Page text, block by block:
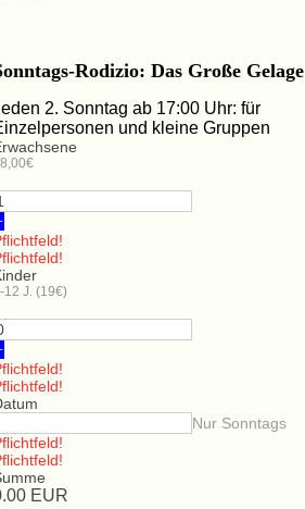
Rodizio: Das Große Gelage
2. Sonntag ab 17:00 Uhr: für
und kleine Gruppen
12 J. (19€)
Nur Sonntags
EUR